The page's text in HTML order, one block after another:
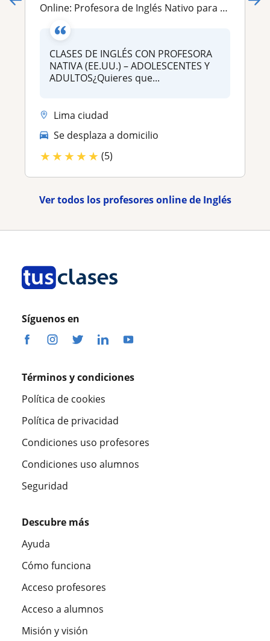
Online: Profesora de Inglés Nativo para todos los niveles, edades y necesidades
CLASES DE INGLÉS CON PROFESORA
NATIVA (EE.UU.) – ADOLESCENTES Y
ADULTOS¿Quieres que...
Lima ciudad
Se desplaza a domicilio
★★★★★ (5)
Ver todos los profesores online de Inglés
Síguenos en
Términos y condiciones
Política de cookies
Política de privacidad
Condiciones uso profesores
Condiciones uso alumnos
Seguridad
Descubre más
Ayuda
Cómo funciona
Acceso profesores
Acceso a alumnos
Misión y visión